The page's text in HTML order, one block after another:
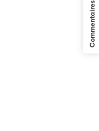
Commentaires